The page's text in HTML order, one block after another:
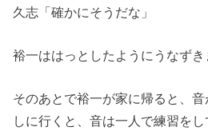
久志「確かにそうだな」
裕一ははっとしたようにうなずき
そのあとで裕一が家に帰ると、
しに行くと、音は一人で練習をし